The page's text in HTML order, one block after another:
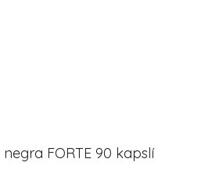
FORTE 90 kapslí